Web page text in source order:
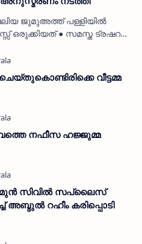
വലിയ ജുമുഅത്ത് പള്ളിയിൽ
ഒരുക്കിയത് ● സമസ്ത ട്രഷറർ
വീട്ടമ്മ
നഫീസ ഹജ്ജുമ്മ
മുൻ സിവില്‍ സപ്ലൈസ്
അബ്ദുൽ റഹീം കരിപ്പൊടി